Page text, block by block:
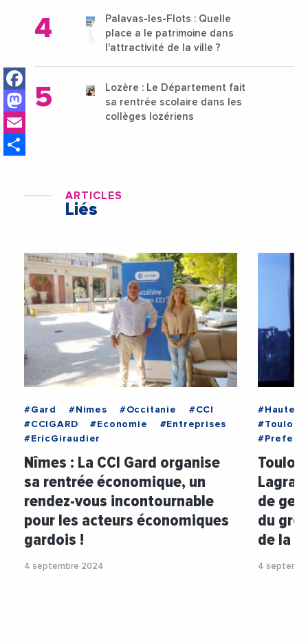
Facebook
Mastodon
Palavas-les-Flots : Quelle
place a le patrimoine dans
l'attractivité de la ville ?
Lozère : Le Département fait
sa rentrée scolaire dans les
collèges lozériens
ARTICLES
Liés
#Gard #Nimes #Occitanie
#CCI
#CCIGARD
#Economie
#Entreprises
#EricGiraudier
Nîmes : La CCI Gard organise
sa rentrée économique, un
rendez-vous incontournable
pour les acteurs économiques
gardois !
4 septembre 2024
de
du
de la
4